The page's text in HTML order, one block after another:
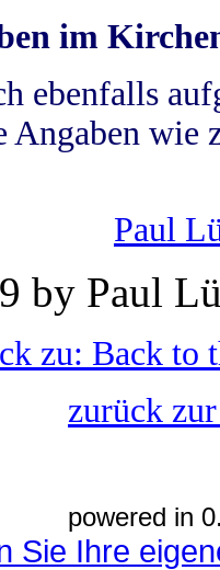
im
ebenfalls
Angaben wie
Paul
by Paul
zu: Back to
zurück
powered in
Sie Ihre